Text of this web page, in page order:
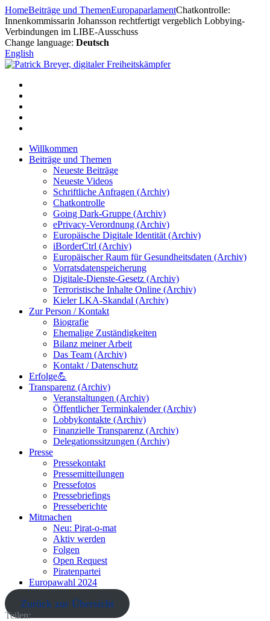
Zum
Inhalt
springen
HomeBeiträge und ThemenEuropaparlamentChatkontrolle:
Innenkommissarin Johansson rechtfertigt vergeblich Lobbying-
Verbindungen im LIBE-Ausschuss
Change language: Deutsch
English
Willkommen
Beiträge und Themen
Neueste Beiträge
Neueste Videos
Schriftliche Anfragen (Archiv)
Chatkontrolle
Going Dark-Gruppe (Archiv)
ePrivacy-Verordnung (Archiv)
Europäische Digitale Identität (Archiv)
iBorderCtrl (Archiv)
Europäischer Raum für Gesundheitsdaten (Archiv)
Vorratsdatenspeicherung
Digitale-Dienste-Gesetz (Archiv)
Terroristische Inhalte Online (Archiv)
Kieler LKA-Skandal (Archiv)
Zur Person / Kontakt
Biografie
Ehemalige Zuständigkeiten
Bilanz meiner Arbeit
Das Team (Archiv)
Kontakt / Datenschutz
Erfolge💪
Transparenz (Archiv)
Veranstaltungen (Archiv)
Öffentlicher Terminkalender (Archiv)
Lobbykontakte (Archiv)
Finanzielle Transparenz (Archiv)
Delegationssitzungen (Archiv)
Presse
Pressekontakt
Pressemitteilungen
Pressefotos
Pressebriefings
Presseberichte
Mitmachen
Neu: Pirat-o-mat
Aktiv werden
Folgen
Open Request
Piratenpartei
Europawahl 2024
Zurück zur Übersicht
Teilen: